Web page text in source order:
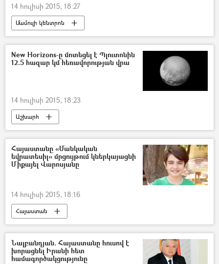
14 հուլիսի 2015, 18:27
Մամուլի կենտրոն
New Horizons-ը մոտեցել է Պլուտոնին
12.5 հազար կմ հեռավորության վրա
14 հուլիսի 2015, 18:23
Աշխարհ
Հայաստանը «Մանկական
եվրատեսիլ» մրցույթում կներկայացնի
Միքայել Վարոսյանը
14 հուլիսի 2015, 18:16
Հայաստան
Նալբանդյան. Հայաստանը հուսով է
խորացնել Իրանի հետ
համագործակցությունը